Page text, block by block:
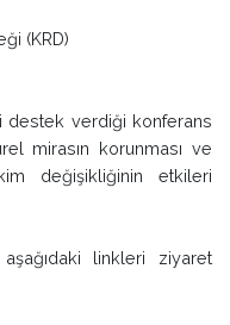
(KRD)
destek verdiği konferans
mirasın korunması ve
değişikliğinin etkileri
aşağıdaki linkleri ziyaret